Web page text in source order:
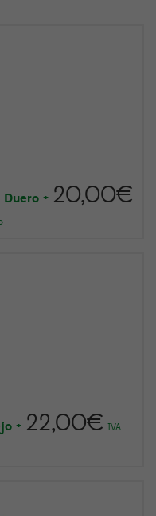
+ 20,00€
+ 22,00€ IVA